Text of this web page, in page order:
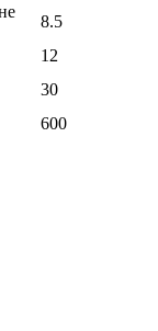
8.5
12
30
600